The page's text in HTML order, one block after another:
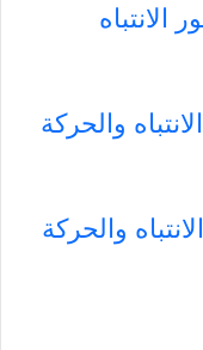
والحركة
والحركة